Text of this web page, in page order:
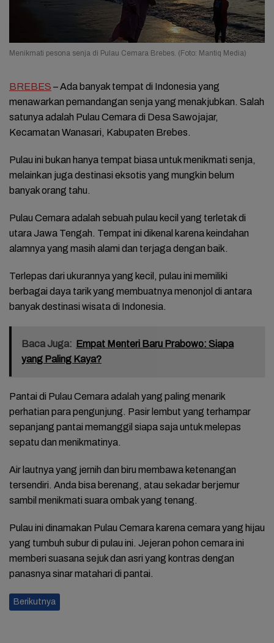
Menikmati pesona senja di Pulau Cemara Brebes. (Foto: Mantiq Media)
BREBES – Ada banyak tempat di Indonesia yang
menawarkan pemandangan senja yang menakjubkan. Salah
satunya adalah Pulau Cemara di Desa Sawojajar,
Kecamatan Wanasari, Kabupaten Brebes.
Pulau ini bukan hanya tempat biasa untuk menikmati senja,
melainkan juga destinasi eksotis yang mungkin belum
banyak orang tahu.
Pulau Cemara adalah sebuah pulau kecil yang terletak di
utara Jawa Tengah. Tempat ini dikenal karena keindahan
alamnya yang masih alami dan terjaga dengan baik.
Terlepas dari ukurannya yang kecil, pulau ini memiliki
berbagai daya tarik yang membuatnya menonjol di antara
banyak destinasi wisata di Indonesia.
Baca Juga: Empat Menteri Baru Prabowo: Siapa
yang Paling Kaya?
Pantai di Pulau Cemara adalah yang paling menarik
perhatian para pengunjung. Pasir lembut yang terhampar
sepanjang pantai memanggil siapa saja untuk melepas
sepatu dan menikmatinya.
Air lautnya yang jernih dan biru membawa ketenangan
tersendiri. Anda bisa berenang, atau sekadar berjemur
sambil menikmati suara ombak yang tenang.
Pulau ini dinamakan Pulau Cemara karena cemara yang hijau
yang tumbuh subur di pulau ini. Jejeran pohon cemara ini
memberi suasana sejuk dan asri yang kontras dengan
panasnya sinar matahari di pantai.
Berikutnya